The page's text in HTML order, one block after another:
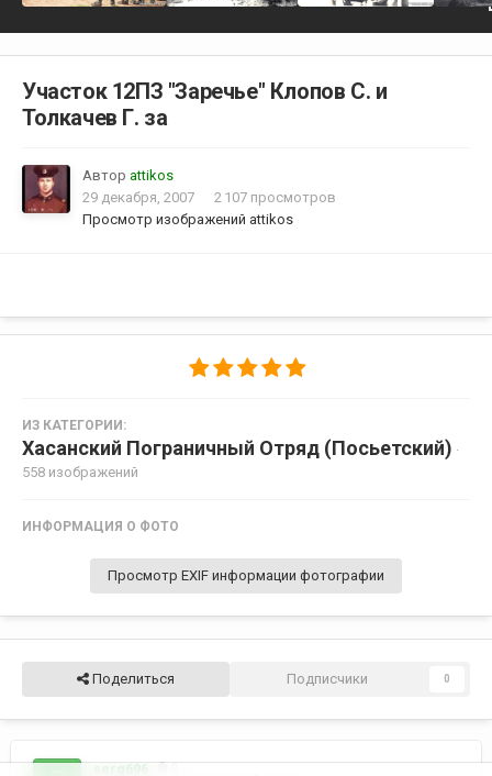
Участок 12ПЗ "Заречье" Клопов С. и
Толкачев Г. за
Автор attikos
29 декабря, 2007
2 107 просмотров
Просмотр изображений attikos
ИЗ КАТЕГОРИИ:
Хасанский Пограничный Отряд (Посьетский) ·
558 изображений
ИНФОРМАЦИЯ О ФОТО
Просмотр EXIF информации фотографии
Поделиться Подписчики 0
serg696 0